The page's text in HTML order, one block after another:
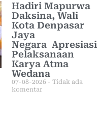
Hadiri Mapurwa
Daksina, Wali
Kota Denpasar
Jaya
Negara Apresiasi
Pelaksanaan
Karya Atma
Wedana
07-08-2026
Tidak ada
komentar